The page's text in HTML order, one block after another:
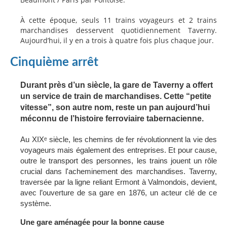
À cette époque, seuls 11 trains voyageurs et 2 trains
marchandises desservent quotidiennement Taverny.
Aujourd’hui, il y en a trois à quatre fois plus chaque jour.
Cinquième arrêt
Durant près d’un siècle, la gare de Taverny a offert
un service de train de marchandises. Cette “petite
vitesse”, son autre nom, reste un pan aujourd’hui
méconnu de l’histoire ferroviaire tabernacienne.
Au XIXᵉ siècle, les chemins de fer révolutionnent la vie des
voyageurs mais également des entreprises. Et pour cause,
outre le transport des personnes, les trains jouent un rôle
crucial dans l'acheminement des marchandises. Taverny,
traversée par la ligne reliant Ermont à Valmondois, devient,
avec l’ouverture de sa gare en 1876, un acteur clé de ce
système.
Une gare aménagée pour la bonne cause